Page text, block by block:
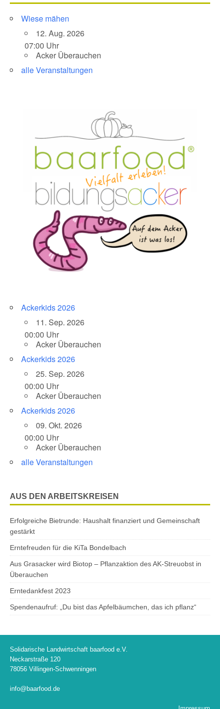
Wiese mähen
12. Aug. 2026
07:00 Uhr
Acker Überauchen
alle Veranstaltungen
Ackerkids 2026
11. Sep. 2026
00:00 Uhr
Acker Überauchen
Ackerkids 2026
25. Sep. 2026
00:00 Uhr
Acker Überauchen
Ackerkids 2026
09. Okt. 2026
00:00 Uhr
Acker Überauchen
alle Veranstaltungen
AUS DEN ARBEITSKREISEN
Erfolgreiche Bietrunde: Haushalt finanziert und Gemeinschaft
gestärkt
Erntefreuden für die KiTa Bondelbach
Aus Grasacker wird Biotop – Pflanzaktion des AK-Streuobst in
Überauchen
Erntedankfest 2023
Spendenaufruf: „Du bist das Apfelbäumchen, das ich pflanz“
Solidarische Landwirtschaft baarfood e.V.
Neckarstraße 120
78056 Villingen-Schwenningen
info@baarfood.de